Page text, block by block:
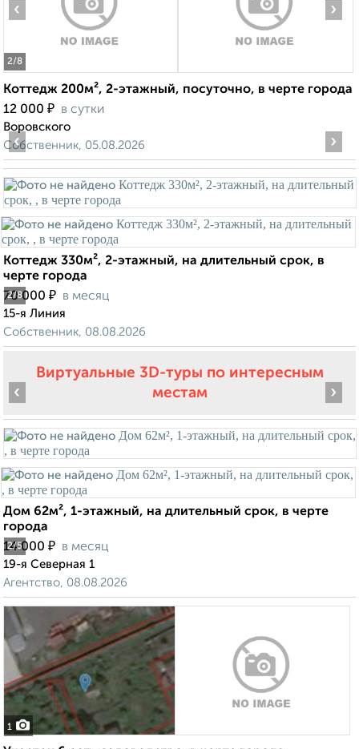
2/8
‹ ›
Коттедж 200м², 2-этажный, посуточно, в черте города
12 000 ₽ в сутки
Воровского
Собственник, 05.08.2026
2/8
‹ ›
Коттедж 330м², 2-этажный, на длительный срок, в
черте города
70 000 ₽ в месяц
15-я Линия
Собственник, 08.08.2026
Виртуальные 3D-туры по интересным
местам
2/5
‹ ›
Дом 62м², 1-этажный, на длительный срок, в черте
города
14 000 ₽ в месяц
19-я Северная 1
Агентство, 08.08.2026
1